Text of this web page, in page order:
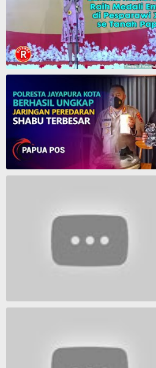
Lagu Timur yang Paling 2022